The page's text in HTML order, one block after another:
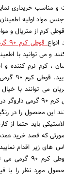
جستجو
و مناسب خریداری
مواد اولیه
قوطی کرم 90 گرمی
و می توانید با
، کرم نرم کننده و
آرایشی و
می توانند با
کارخانه استفاده نمایند.
این محصول را در
باید حتما از
که قصد خرید
های زیر اقدام
کنید. با خرید عمده
مورد نظر را با